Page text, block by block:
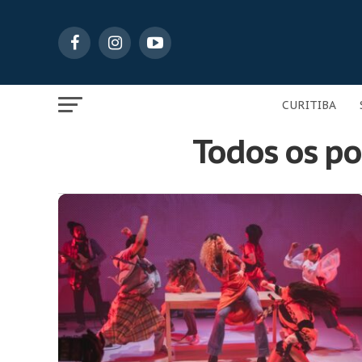
CURITIBA
Todos os